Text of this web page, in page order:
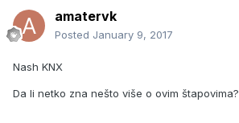
amatervk
Posted January 9, 2017
Nash KNX
Da li netko zna nešto više o ovim štapovima?